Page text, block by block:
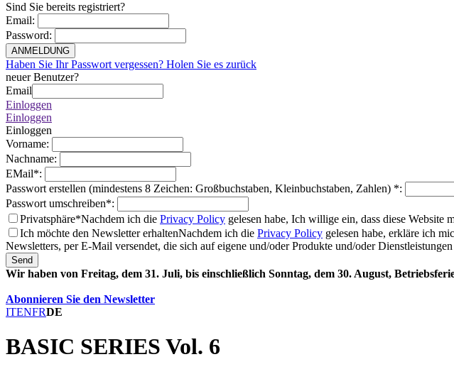
Sind Sie bereits registriert?
Email:
Password:
ANMELDUNG
Haben Sie Ihr Passwort vergessen? Holen Sie es zurück
neuer Benutzer?
Email
Einloggen
Einloggen
Einloggen
Vorname:
Nachname:
EMail*:
Passwort erstellen (mindestens 8 Zeichen: Großbuchstaben, Kleinbuchstaben, Zahlen) *:
Passwort umschreiben*:
Privatsphäre*Nachdem ich die Privacy Policy gelesen habe, Ich willige ein, dass diese Website
Ich möchte den Newsletter erhaltenNachdem ich die Privacy Policy gelesen habe, erkläre ich
Newsletters, per E-Mail versendet, die sich auf eigene und/oder Produkte und/oder
Send
Wir haben von Freitag, dem 31. Juli, bis einschließlich Sonntag, dem 30. August,
Abonnieren Sie den Newsletter
ITENFRDE
BASIC SERIES Vol. 6